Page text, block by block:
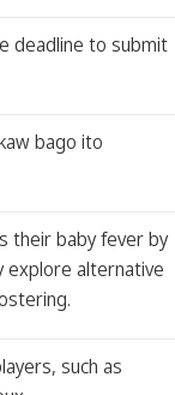
deadline to submit
bago ito
their baby fever by
explore alternative
such as